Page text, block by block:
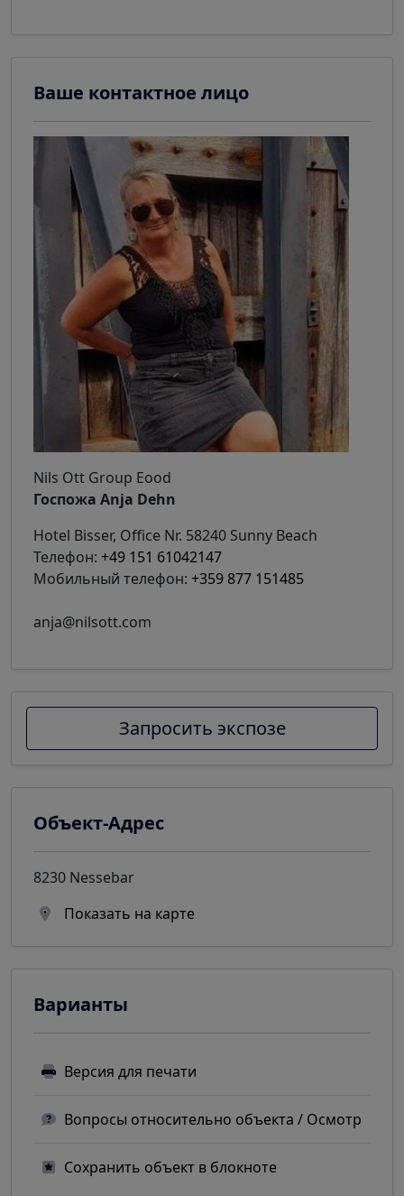
Ваше контактное лицо
Nils Ott Group Eood
Госпожа Anja Dehn
Hotel Bisser, Office Nr. 58240 Sunny Beach
Телефон: +49 151 61042147
Мобильный телефон: +359 877 151485
anja@nilsott.com
Запросить экспозе
Объект-Адрес
8230 Nessebar
Показать на карте
Варианты
Версия для печати
Вопросы относительно объекта / Осмотр
Сохранить объект в блокноте